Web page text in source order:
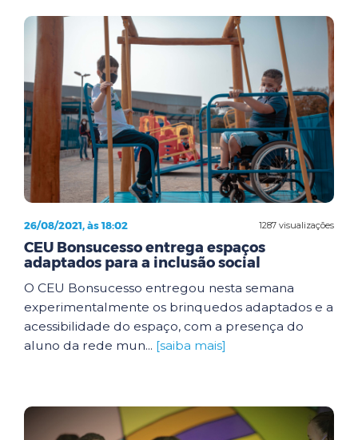
1287 visualizações
26/08/2021, às 18:02
CEU Bonsucesso entrega espaços
adaptados para a inclusão social
O CEU Bonsucesso entregou nesta semana
experimentalmente os brinquedos adaptados e a
acessibilidade do espaço, com a presença do
aluno da rede mun... [saiba mais]